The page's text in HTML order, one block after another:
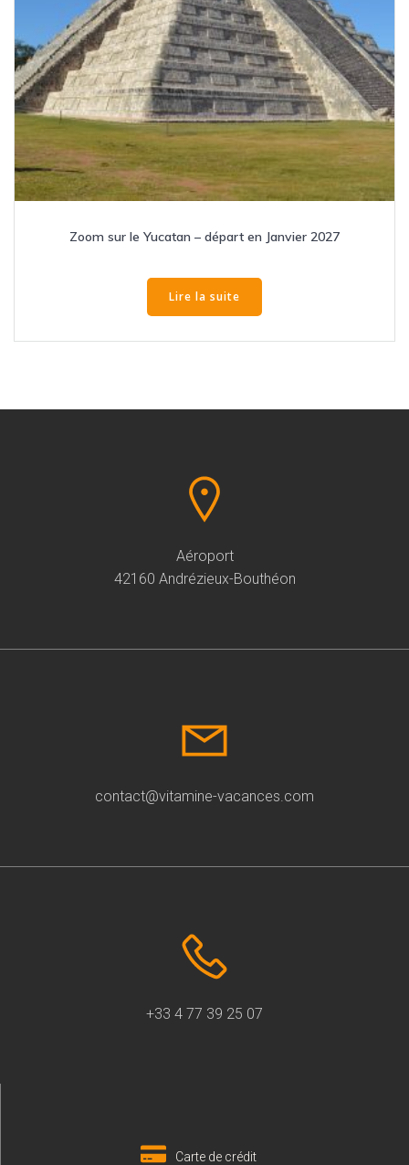
Zoom sur le Yucatan – départ en Janvier 2027
Lire la suite
Aéroport
42160 Andrézieux-Bouthéon
contact@vitamine-vacances.com
+33 4 77 39 25 07
Carte de crédit